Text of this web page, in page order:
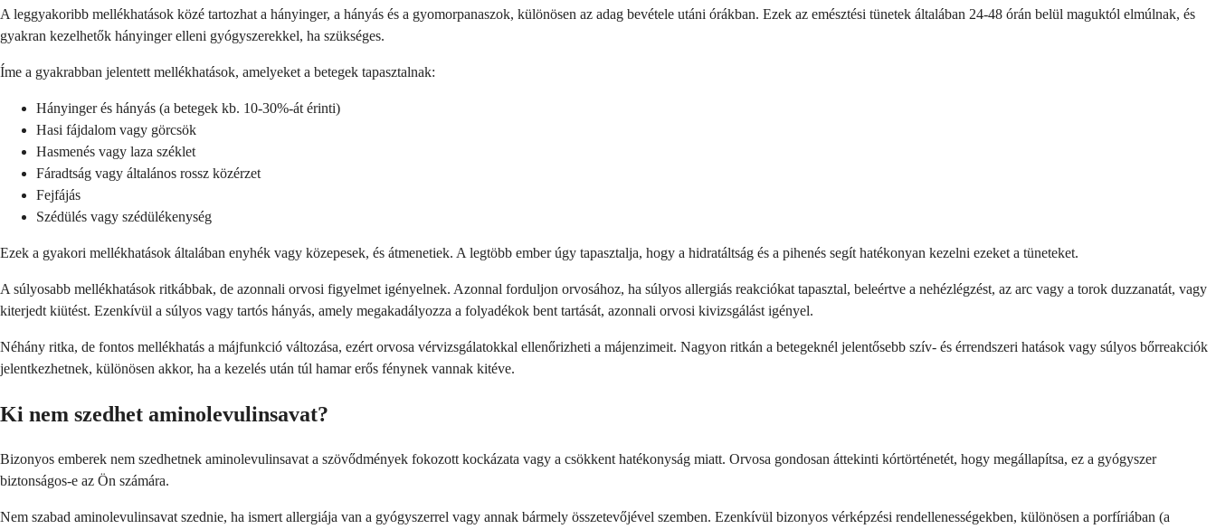
A leggyakoribb mellékhatások közé tartozhat a hányinger, a hányás és a gyomorpanaszok, különösen az adag bevétele utáni órákban. Ezek az emésztési tünetek általában 24-48 órán belül maguktól elmúlnak, és
gyakran kezelhetők hányinger elleni gyógyszerekkel, ha szükséges.
Íme a gyakrabban jelentett mellékhatások, amelyeket a betegek tapasztalnak:
Hányinger és hányás (a betegek kb. 10-30%-át érinti)
Hasi fájdalom vagy görcsök
Hasmenés vagy laza széklet
Fáradtság vagy általános rossz közérzet
Fejfájás
Szédülés vagy szédülékenység
Ezek a gyakori mellékhatások általában enyhék vagy közepesek, és átmenetiek. A legtöbb ember úgy tapasztalja, hogy a hidratáltság és a pihenés segít hatékonyan kezelni ezeket a tüneteket.
A súlyosabb mellékhatások ritkábbak, de azonnali orvosi figyelmet igényelnek. Azonnal forduljon orvosához, ha súlyos allergiás reakciókat tapasztal, beleértve a nehézlégzést, az arc vagy a torok duzzanatát, vagy
kiterjedt kiütést. Ezenkívül a súlyos vagy tartós hányás, amely megakadályozza a folyadékok bent tartását, azonnali orvosi kivizsgálást igényel.
Néhány ritka, de fontos mellékhatás a májfunkció változása, ezért orvosa vérvizsgálatokkal ellenőrizheti a májenzimeit. Nagyon ritkán a betegeknél jelentősebb szív- és érrendszeri hatások vagy súlyos bőrreakciók
jelentkezhetnek, különösen akkor, ha a kezelés után túl hamar erős fénynek vannak kitéve.
Ki nem szedhet aminolevulinsavat?
Bizonyos emberek nem szedhetnek aminolevulinsavat a szövődmények fokozott kockázata vagy a csökkent hatékonyság miatt. Orvosa gondosan áttekinti kórtörténetét, hogy megállapítsa, ez a gyógyszer
biztonságos-e az Ön számára.
Nem szabad aminolevulinsavat szednie, ha ismert allergiája van a gyógyszerrel vagy annak bármely összetevőjével szemben. Ezenkívül bizonyos vérképzési rendellenességekben, különösen a porfíriában (a